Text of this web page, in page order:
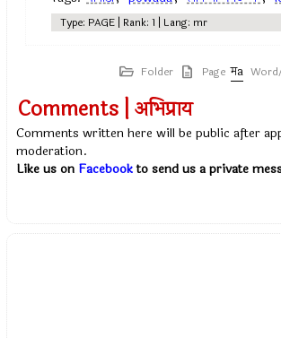
Type: PAGE | Rank: 1 | Lang: mr
Folder Page
Comments | अभिप्राय
Comments written here will be public after
moderation.
Like us on Facebookto send us a private